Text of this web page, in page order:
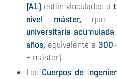
(A1) están vinculados a
nivel máster, que
universitaria
años, equivalente a
+ máster).
Los Cuerpos de